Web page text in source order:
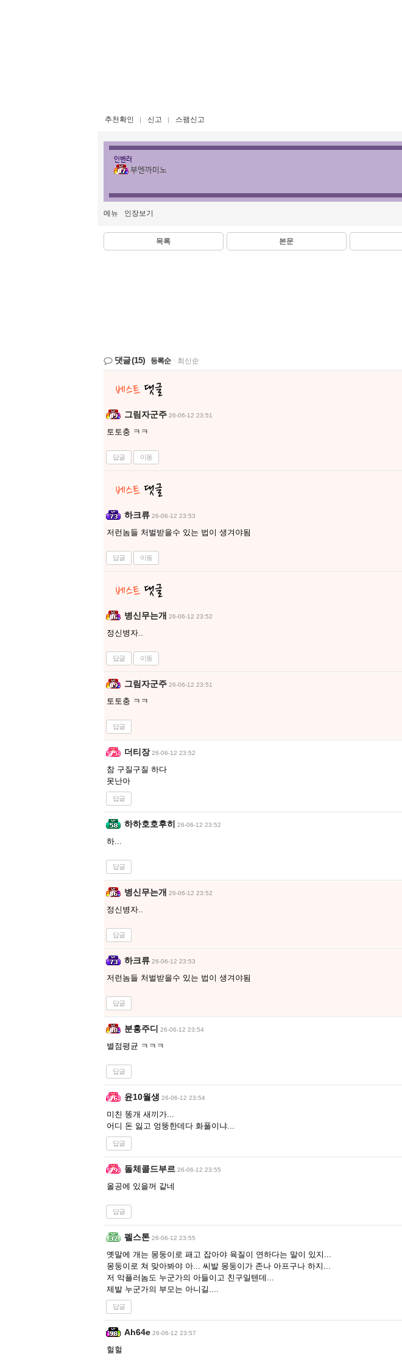
추천확인 신고 스팸신고
인벤러
부엔까미노
메뉴 인장보기
목록 본문
댓글(15) 등록순 최신순
그림자군주 26-06-12 23:51
토토충 ㅋㅋ
답글 이동
하크류 26-06-12 23:53
저런놈들 처벌받을수 있는 법이 생겨야됨
답글 이동
병신무는개 26-06-12 23:52
정신병자..
답글 이동
그림자군주 26-06-12 23:51
토토충 ㅋㅋ
답글
더티장 26-06-12 23:52
참 구질구질 하다
못난아
답글
하하호호후히 26-06-12 23:52
하...
답글
병신무는개 26-06-12 23:52
정신병자..
답글
하크류 26-06-12 23:53
저런놈들 처벌받을수 있는 법이 생겨야됨
답글
분홍주디 26-06-12 23:54
별점평균 ㅋㅋㅋ
답글
윤10월생 26-06-12 23:54
미친 똥개 새끼가...
어디 돈 잃고 엉뚱한데다 화풀이냐...
답글
돌체콜드부르 26-06-12 23:55
올공에 있을꺼 같네
답글
펠스톤 26-06-12 23:55
옛말에 개는 몽둥이로 패고 잡아야 육질이 연하다는 말이 있지...
몽둥이로 쳐 맞아봐야 아... 씨발 몽둥이가 존나 아프구나 하지...
저 악플러놈도 누군가의 아들이고 친구일텐데...
제발 누군가의 부모는 아니길....
답글
Ah64e 26-06-12 23:57
헐헐